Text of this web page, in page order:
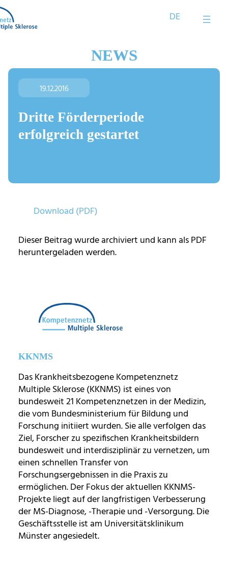
Zum
Inhalt
springen
NEWS
19.12.2016
Dritte Förderperiode
erfolgreich gestartet
Download (PDF)
Dieser Beitrag wurde archiviert und kann als PDF
heruntergeladen werden.
KKNMS
Das Krankheitsbezogene Kompetenznetz
Multiple Sklerose (KKNMS) ist eines von
bundesweit 21 Kompetenznetzen in der Medizin,
die vom Bundesministerium für Bildung und
Forschung initiiert wurden. Sie alle verfolgen das
Ziel, Forscher zu spezifischen Krankheitsbildern
bundesweit und interdisziplinär zu vernetzen, um
einen schnellen Transfer von
Forschungsergebnissen in die Praxis zu
ermöglichen. Der Fokus der aktuellen KKNMS-
Projekte liegt auf der langfristigen Verbesserung
der MS-Diagnose, -Therapie und -Versorgung. Die
Geschäftsstelle ist am Universitätsklinikum
Münster angesiedelt.
DE